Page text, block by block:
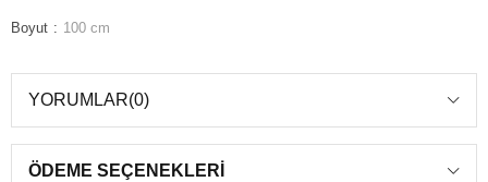
Boyut 100 cm
YORUMLAR(0)
ÖDEME SEÇENEKLERI